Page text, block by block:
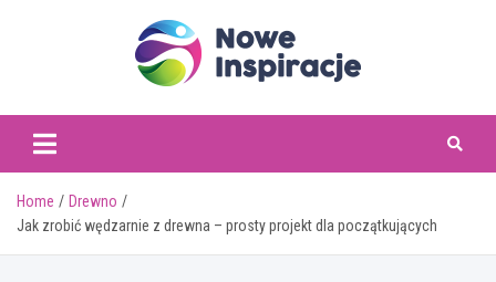
Home
Drewno
Jak zrobić wędzarnie z drewna – prosty projekt dla początkujących